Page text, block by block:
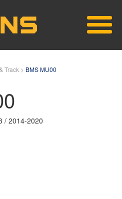
Track > BMS MU00
/ 2014-2020